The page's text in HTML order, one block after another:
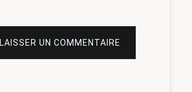
LAISSER UN COMMENTAIRE